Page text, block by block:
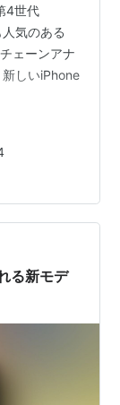
4世代
気のある
ェーンアナ
しいiPhone
る新モデ